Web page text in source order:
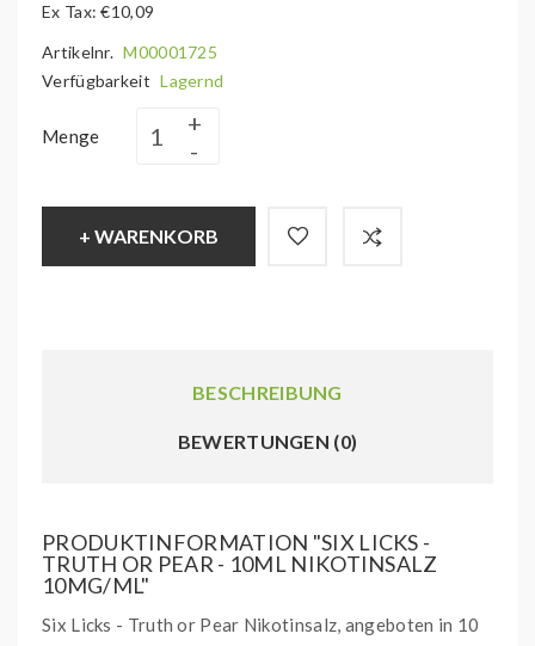
Ex Tax: €10,09
Artikelnr. M00001725
Verfügbarkeit Lagernd
Menge
+ WARENKORB
BESCHREIBUNG
BEWERTUNGEN (0)
PRODUKTINFORMATION "SIX LICKS -
TRUTH OR PEAR - 10ML NIKOTINSALZ
10MG/ML"
Six Licks - Truth or Pear Nikotinsalz, angeboten in 10